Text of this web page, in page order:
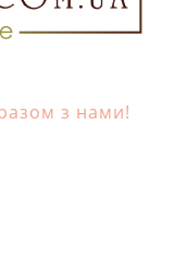
з нами!